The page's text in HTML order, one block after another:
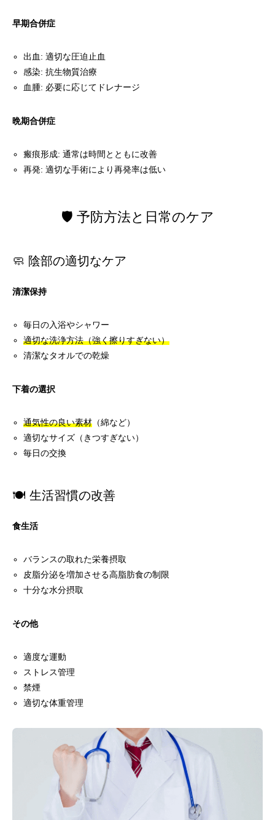
早期合併症
出血: 適切な圧迫止血
感染: 抗生物質治療
血腫: 必要に応じてドレナージ
晩期合併症
瘢痕形成: 通常は時間とともに改善
再発: 適切な手術により再発率は低い
🛡️ 予防方法と日常のケア
🧼 陰部の適切なケア
清潔保持
毎日の入浴やシャワー
適切な洗浄方法（強く擦りすぎない）
清潔なタオルでの乾燥
下着の選択
通気性の良い素材 （綿など）
適切なサイズ（きつすぎない）
毎日の交換
🍽️ 生活習慣の改善
食生活
バランスの取れた栄養摂取
皮脂分泌を増加させる高脂肪食の制限
十分な水分摂取
その他
適度な運動
ストレス管理
禁煙
適切な体重管理